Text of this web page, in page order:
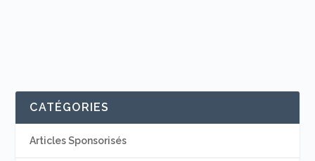
CATÉGORIES
Articles Sponsorisés